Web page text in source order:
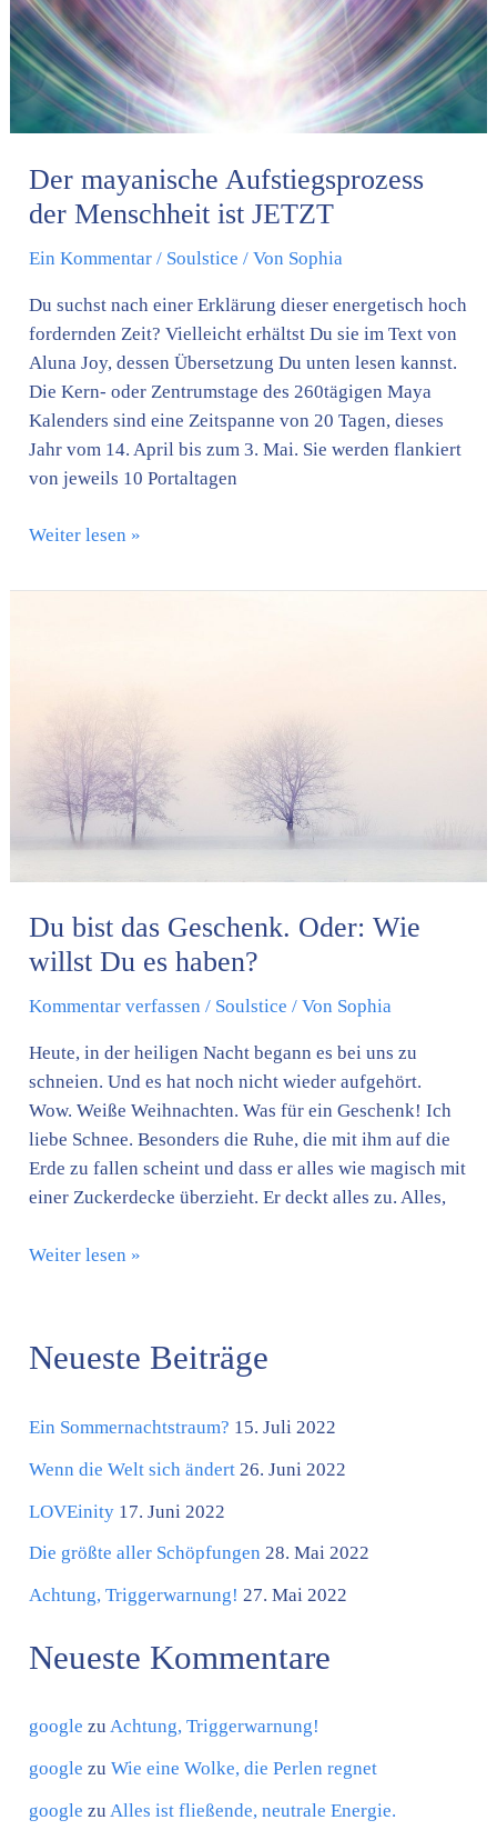
Der mayanische Aufstiegsprozess
der Menschheit ist JETZT
Ein Kommentar / Soulstice / Von Sophia
Du suchst nach einer Erklärung dieser energetisch hoch
fordernden Zeit? Vielleicht erhältst Du sie im Text von
Aluna Joy, dessen Übersetzung Du unten lesen kannst.
Die Kern- oder Zentrumstage des 260tägigen Maya
Kalenders sind eine Zeitspanne von 20 Tagen, dieses
Jahr vom 14. April bis zum 3. Mai. Sie werden flankiert
von jeweils 10 Portaltagen
Weiter lesen »
Du bist das Geschenk. Oder: Wie
willst Du es haben?
Kommentar verfassen / Soulstice / Von Sophia
Heute, in der heiligen Nacht begann es bei uns zu
schneien. Und es hat noch nicht wieder aufgehört.
Wow. Weiße Weihnachten. Was für ein Geschenk! Ich
liebe Schnee. Besonders die Ruhe, die mit ihm auf die
Erde zu fallen scheint und dass er alles wie magisch mit
einer Zuckerdecke überzieht. Er deckt alles zu. Alles,
willst
Du
Weiter lesen »
Neueste Beiträge
Ein Sommernachtstraum? 15. Juli 2022
Wenn die Welt sich ändert 26. Juni 2022
LOVEinity 17. Juni 2022
Die größte aller Schöpfungen 28. Mai 2022
Achtung, Triggerwarnung! 27. Mai 2022
Neueste Kommentare
google zuAchtung, Triggerwarnung!
google zuWie eine Wolke, die Perlen regnet
google zu Alles ist fließende, neutrale Energie.
K
t
e
g
o
e